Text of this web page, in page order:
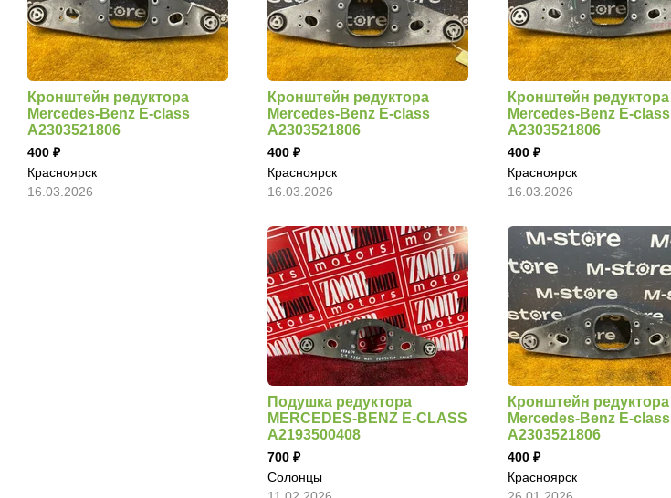
Кронштейн редуктора
Mercedes-Benz E-class
A2303521806
400
Красноярск
16.03.2026
Кронштейн редуктора
Mercedes-Benz E-class
A2303521806
400
Красноярск
16.03.2026
Кронштейн редуктора
Mercedes-Benz E-class
A2303521806
400
Красноярск
16.03.2026
Подушка редуктора
MERCEDES-BENZ E-CLASS
A2193500408
700
Солонцы
Кронштейн редуктора
Mercedes-Benz E-class
A2303521806
400
Красноярск